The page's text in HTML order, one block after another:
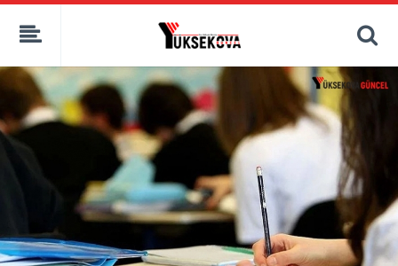
kaçak bahis
deneme bonusu
canlı bahis siteleri
deneme bonusu veren siteler
bahis siteleri